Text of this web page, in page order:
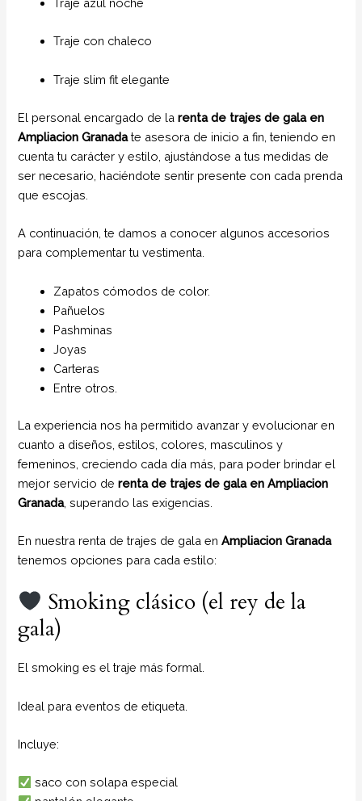
Traje azul noche
Traje con chaleco
Traje slim fit elegante
El personal encargado de la renta de trajes de gala en
Ampliacion Granadate asesora de inicio a fin, teniendo en
cuenta tu carácter y estilo, ajustándose a tus medidas de
ser necesario, haciéndote sentir presente con cada prenda
que escojas.
A continuación, te damos a conocer algunos accesorios
para complementar tu vestimenta.
Zapatos cómodos de color.
Pañuelos
Pashminas
Joyas
Carteras
Entre otros.
La experiencia nos ha permitido avanzar y evolucionar en
cuanto a diseños, estilos, colores, masculinos y
femeninos, creciendo cada día más, para poder brindar el
mejor servicio derenta de trajes de gala en Ampliacion
Granada, superando las exigencias.
En nuestra renta de trajes de gala enAmpliacion Granada
tenemos opciones para cada estilo:
Smoking clásico (el rey de la
gala)
El smoking es el traje más formal.
Ideal para eventos de etiqueta.
Incluye:
saco con solapa especial